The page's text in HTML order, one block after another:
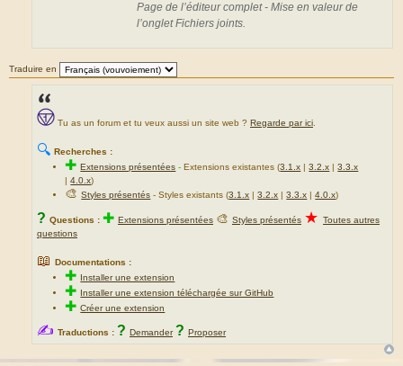
Page de l’éditeur complet - Mise en valeur de
l’onglet Fichiers joints.
Traduire en
Tu as un forum et tu veux aussi un site web ? Regarde par ici.
🔍 Recherches :
✚Extensions présentées -Extensions existantes (3.1.x |3.2.x |3.3.x
|4.0.x)
🎨Styles présentés - Styles existants (3.1.x |3.2.x |3.3.x |4.0.x)
? Questions : ✚ Extensions présentées 🎨 Styles présentés ★ Toutes autres
questions
📖 Documentations :
✚ Installer une extension
✚ Installer une extension téléchargée sur GitHub
✚Créer une extension
✍ Traductions : ? Demander ? Proposer